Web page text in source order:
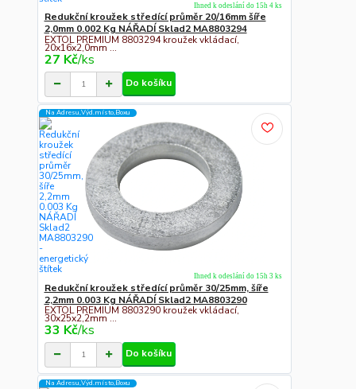
Redukční kroužek středící průměr 20/16mm šíře
2,0mm 0.002 Kg NÁŘADÍ Sklad2 MA8803294
EXTOL PREMIUM 8803294 kroužek vkládací,
20x16x2,0mm ...
27 Kč/ks
Ihned k odeslání do 15h 4 ks
Do košíku
Na Adresu,Výd.místo,Boxu
Redukční kroužek středící průměr 30/25mm, šíře
2,2mm 0.003 Kg NÁŘADÍ Sklad2 MA8803290
EXTOL PREMIUM 8803290 kroužek vkládací,
30x25x2,2mm ...
33 Kč/ks
Ihned k odeslání do 15h 3 ks
Do košíku
Na Adresu,Výd.místo,Boxu